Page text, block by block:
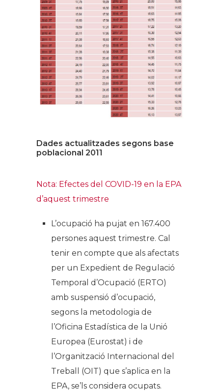
Dades actualitzades segons base
poblacional 2011
Nota: Efectes del COVID-19 en la EPA
d’aquest trimestre
L’ocupació ha pujat en 167.400
persones aquest trimestre. Cal
tenir en compte que als afectats
per un Expedient de Regulació
Temporal d’Ocupació (ERTO)
amb suspensió d’ocupació,
segons la metodologia de
l’Oficina Estadística de la Unió
Europea (Eurostat) i de
l’Organització Internacional del
Treball (OIT) que s’aplica en la
EPA, se’ls considera ocupats.